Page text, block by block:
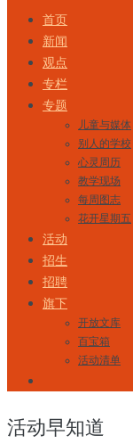
首页
新闻
观点
专栏
专题
儿童与媒体
别人的学校
心灵周历
教学现场
每周图志
花开星期五
活动
招生
招聘
旗下
开放文库
百宝箱
活动清单
活动早知道